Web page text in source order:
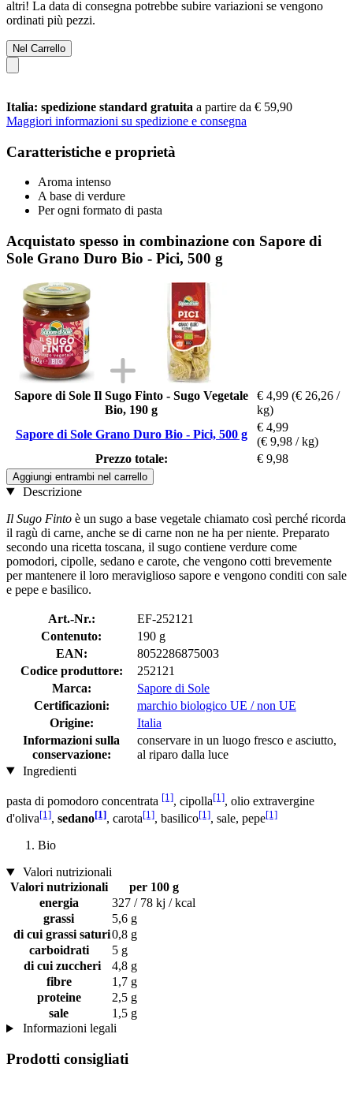
altri! La data di consegna potrebbe subire variazioni se vengono
ordinati più pezzi.
Nel Carrello
Italia: spedizione standard gratuita a partire da € 59,90
Maggiori informazioni su spedizione e consegna
Caratteristiche e proprietà
Aroma intenso
A base di verdure
Per ogni formato di pasta
Acquistato spesso in combinazione con Sapore di
Sole Grano Duro Bio - Pici, 500 g
Sapore di Sole Il Sugo Finto - Sugo Vegetale
Bio, 190 g
€ 4,99 (€ 26,26 /
kg)
Sapore di Sole Grano Duro Bio - Pici, 500 g
€ 4,99
(€ 9,98 / kg)
Prezzo totale:
€ 9,98
Aggiungi entrambi nel carrello
Descrizione
Il Sugo Finto è un sugo a base vegetale chiamato così perché ricorda
il ragù di carne, anche se di carne non ne ha per niente. Preparato
secondo una ricetta toscana, il sugo contiene verdure come
pomodori, cipolle, sedano e carote, che vengono cotti brevemente
per mantenere il loro meraviglioso sapore e vengono conditi con sale
e pepe e basilico.
Art.-Nr.:
EF-252121
Contenuto:
190 g
EAN:
8052286875003
Codice produttore:
252121
Marca:
Sapore di Sole
Certificazioni:
marchio biologico UE / non UE
Origine:
Italia
Informazioni sulla
conservazione:
conservare in un luogo fresco e asciutto,
al riparo dalla luce
Ingredienti
pasta di pomodoro concentrata [1], cipolla[1], olio extravergine
d'oliva[1], sedano[1], carota[1], basilico[1], sale, pepe[1]
Bio
Valori nutrizionali
Valori nutrizionali
per 100 g
energia
327 / 78 kj / kcal
grassi
5,6 g
di cui grassi saturi0,8 g
carboidrati
5 g
di cui zuccheri
4,8 g
fibre
1,7 g
proteine
2,5 g
sale
1,5 g
Informazioni legali
Prodotti consigliati